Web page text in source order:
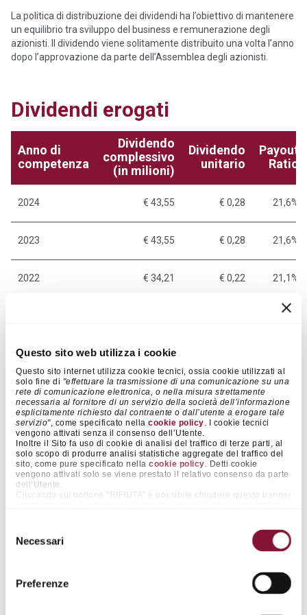
Questo sito web utilizza i cookie
Questo sito internet utilizza cookie tecnici, ossia cookie utilizzati al
solo fine di "effettuare la trasmissione di una comunicazione su una
rete di comunicazione elettronica, o nella misura strettamente
necessaria al fornitore di un servizio della società dell’informazione
esplicitamente richiesto dal contraente o dall’utente a erogare tale
servizio", come specificato nella cookie policy . I cookie tecnici
vengono attivati senza il consenso dell’Utente.
Inoltre il Sito fa uso di cookie di analisi del traffico di terze parti, al
solo scopo di produrre analisi statistiche aggregate del traffico del
sito, come pure specificato nella cookie policy . Detti cookie
vengono attivati solo se viene prestato il relativo consenso da parte
dell’Utente.
Cliccando sul bottone "RIFIUTA" è possibile chiudere questo banner
possibile accettare il posizionamento di tutti tali cookie.
Cliccando su "ACCETTA SELEZIONATI" è possibile prestare il
“Preferenze” e “Statistiche”. La medesima funzionalità è resa
disponibile con maggior dettaglio informativo anche cliccando sulla
voce "MOSTRA DETTAGLI", in calce al presente banner. Così
delNecessari
Preferenze
La politica di distribuzione dei dividendi ha l’obiettivo di mantenere
un equilibrio tra sviluppo del business e remunerazione degli
azionisti. Il dividendo viene solitamente distribuito una volta l’anno
dopo l’approvazione da parte dell’Assemblea degli azionisti.
Dividendi erogati
Anno di
competenza
Dividendo
complessivo
(in milioni)
Dividendo
unitario
Payout
Ratio
2024 € 43,55 € 0,28 21,6%
2023 € 43,55 € 0,28 21,6%
2022 € 34,21 € 0,22 21,1%
24,9%
2020 € 22,28
2019 € 22,28 € 0,14
2018 € 22,28 € 0,14
2017 € 15,91 € 0,10
2015 23,6%
2014 22,2%